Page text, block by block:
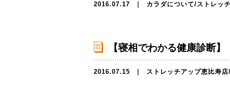
2016.07.17 カラダについて/ストレッ
【寝相でわかる健康診断】
2016.07.15 ストレッチアップ恵比寿店/